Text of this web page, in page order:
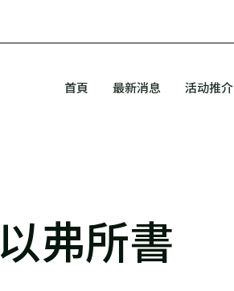
首頁 最新消息 活动推介
以弗所書